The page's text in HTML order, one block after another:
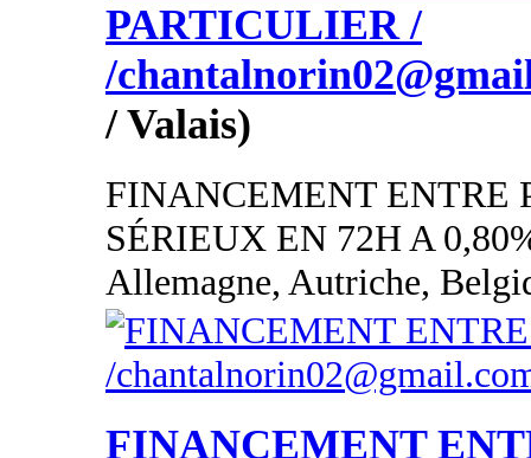
PARTICULIER /
/
/ Valais)
FINANCEMENT ENTRE
SÉRIEUX EN 72H A
Allemagne, Autriche,
FINANCEMENT